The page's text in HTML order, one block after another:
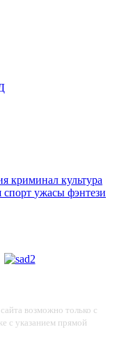
криминал культура
спорт ужасы фэнтези
возможно только с
с указанием прямой